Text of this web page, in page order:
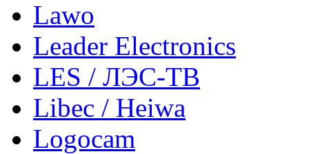
Lawo
Leader Electronics
LES / ЛЭС-ТВ
Libec / Heiwa
Logocam